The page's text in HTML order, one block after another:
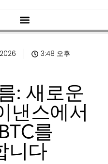
3:48 오후
: 새로운
낸스에서
를
니다